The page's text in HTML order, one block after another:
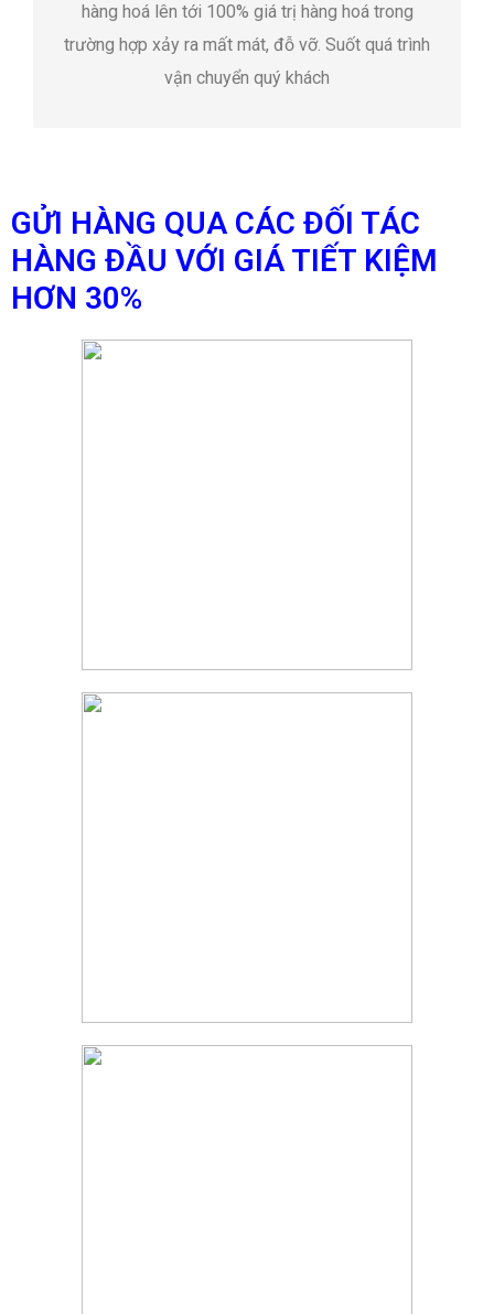
hàng hoá lên tới 100% giá trị hàng hoá trong
trường hợp xảy ra mất mát, đỗ vỡ. Suốt quá trình
vận chuyển quý khách
GỬI HÀNG QUA CÁC ĐỐI TÁC
HÀNG ĐẦU VỚI GIÁ TIẾT KIỆM
HƠN 30%